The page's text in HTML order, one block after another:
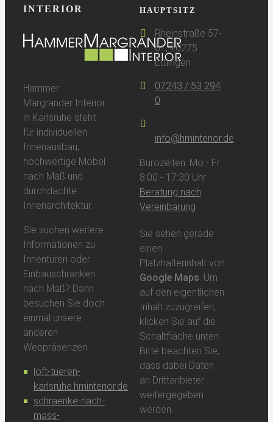
INTERIOR
Hammer
Margrander Interior
in Karlsruhe steht
für individuellen
Innenausbau,
hochwertige Möbel
nach Maß und
durchdachte
Innenarchitektur.
Sie suchen weitere
Informationen zu
Innentüren oder
Einbauschränken
nach Maß? Dann
besuchen Sie doch
einmal unsere
anderen
Webpräsenzen:
loft-tueren-
karlsruhe.hminterior.de
schraenke-nach-
mass-
HAUPTSITZ
Rheinstraße 57-
61, 76275
Ettlingen
07243 / 53 294
0
info@hminterior.de
Bürozeiten: Mo - Fr
8:00 - 17:30 Uhr
Beratung nach
Vereinbarung
Sie sehen gerade
einen
Platzhalterinhalt von
Google Maps. Um
auf den eigentlichen
Inhalt zuzugreifen,
klicken Sie auf die
Schaltfläche unten.
Bitte beachten Sie,
dass dabei Daten
an Drittanbieter
weitergegeben
werden.